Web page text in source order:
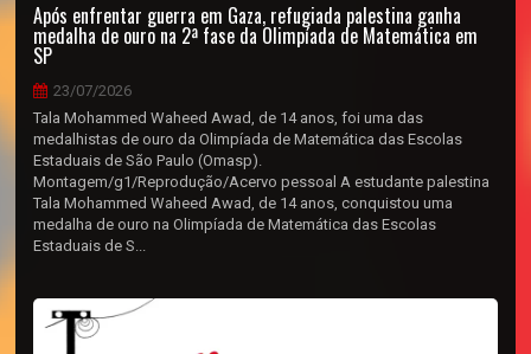
Após enfrentar guerra em Gaza, refugiada palestina ganha
medalha de ouro na 2ª fase da Olimpíada de Matemática em
SP
23/07/2026
Tala Mohammed Waheed Awad, de 14 anos, foi uma das
medalhistas de ouro da Olimpíada de Matemática das Escolas
Estaduais de São Paulo (Omasp).
Montagem/g1/Reprodução/Acervo pessoal A estudante palestina
Tala Mohammed Waheed Awad, de 14 anos, conquistou uma
medalha de ouro na Olimpíada de Matemática das Escolas
Estaduais de S...